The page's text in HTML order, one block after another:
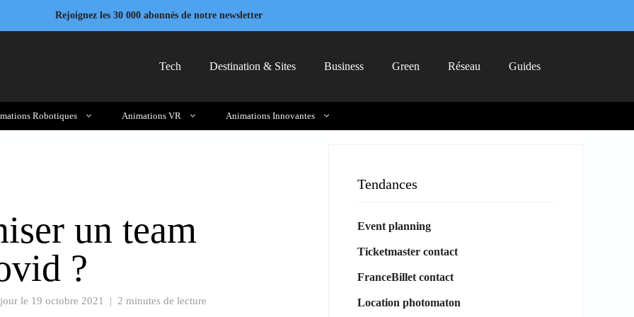
Rejoignez les 30 000 abonnés de notre newsletter
Tech Destination & Sites Business Green Réseau Guides
Robotiques Animations VR Animations Innovantes
un team
?
le 19 octobre 2021 | 2 minutes de lecture
Tendances
Event planning
Ticketmaster contact
FranceBillet contact
Location photomaton